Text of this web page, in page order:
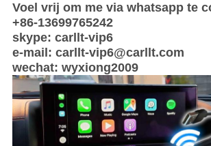
Voel vrij om me via whatsapp te
+86-13699765242
skype: carllt-vip6
e-mail: carllt-vip6@carllt.com
wechat: wyxiong2009